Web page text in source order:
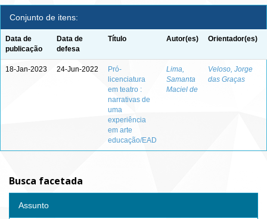
Conjunto de itens:
Data de
publicação
Data de
defesa
Título Autor(es) Orientador(es)
18-Jan-2023 24-Jun-2022
Pró-
licenciatura
em teatro :
narrativas de
uma
experiência
em arte
educação/EAD
Lima,
Samanta
Maciel de
Veloso, Jorge
das Graças
Busca facetada
Assunto